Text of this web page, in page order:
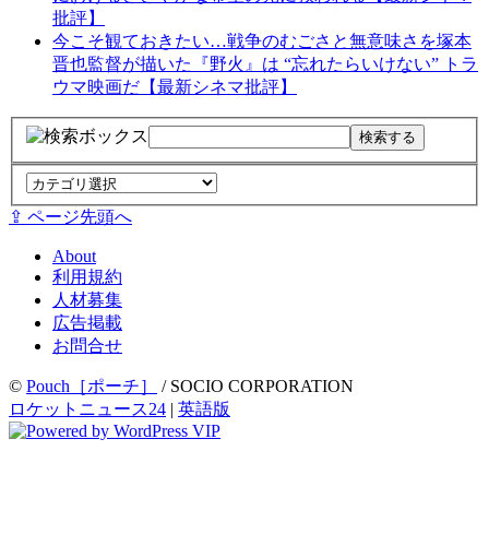
批評】
今こそ観ておきたい…戦争のむごさと無意味さを塚本
晋也監督が描いた『野火』は “忘れたらいけない” トラ
ウマ映画だ【最新シネマ批評】
⇪ ページ先頭へ
About
利用規約
人材募集
広告掲載
お問合せ
© Pouch［ポーチ］
/ SOCIO CORPORATION
ロケットニュース24 | 英語版